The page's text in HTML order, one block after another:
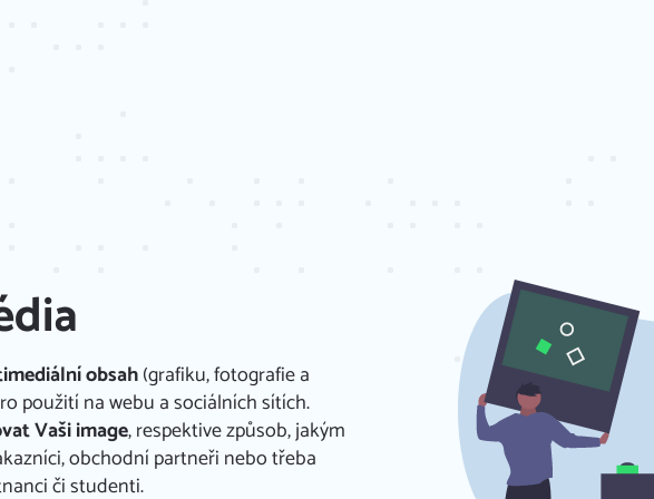
obsah(grafiku, fotografie a
použití na webu a sociálních sítích.
Vaši image, respektive způsob, jakým
obchodní partneři nebo třeba
či studenti.